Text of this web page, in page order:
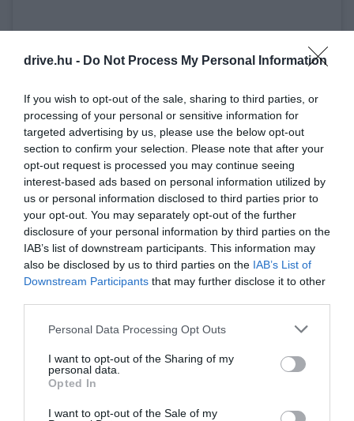
drive.hu - Do Not Process My Personal Information
If you wish to opt-out of the sale, sharing to third parties, or
processing of your personal or sensitive information for
targeted advertising by us, please use the below opt-out
section to confirm your selection. Please note that after your
opt-out request is processed you may continue seeing
interest-based ads based on personal information utilized by
us or personal information disclosed to third parties prior to
your opt-out. You may separately opt-out of the further
disclosure of your personal information by third parties on the
IAB’s list of downstream participants. This information may
also be disclosed by us to third parties on the IAB’s List of
Downstream Participants that may further disclose it to other
Please note that this website/app uses one or more Google
not limited to your visit or usage behaviour. You may click to
grant or deny consent to Google and its third-party tags to
use your data for below specified purposes in below Google
consent section.
Personal Data Processing Opt Outs
I want to opt-out of the Sharing of my
personal data.
Opted In
I want to opt-out of the Sale of my
A post shared by Szentendrei piac (@szentendreipiac)
A Szentendrei Vásártérnél található piac bár a nyárra
ideiglenesen elköltözött, eredetileg a Bükkös
pataknál várja a vásárlókat. A piac minden szerdán
és szombaton reggel 6 és 13 óra között tart nyitva.
Részletek.
Ne hagyd ki!5+1 úti cél, ahol Európa
bele